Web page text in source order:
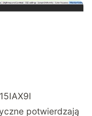
potwierdzają